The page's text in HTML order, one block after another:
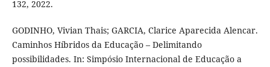
132, 2022.
GODINHO, Vivian Thais; GARCIA, Clarice Aparecida Alencar.
Caminhos Híbridos da Educação – Delimitando
possibilidades. In: Simpósio Internacional de Educação a